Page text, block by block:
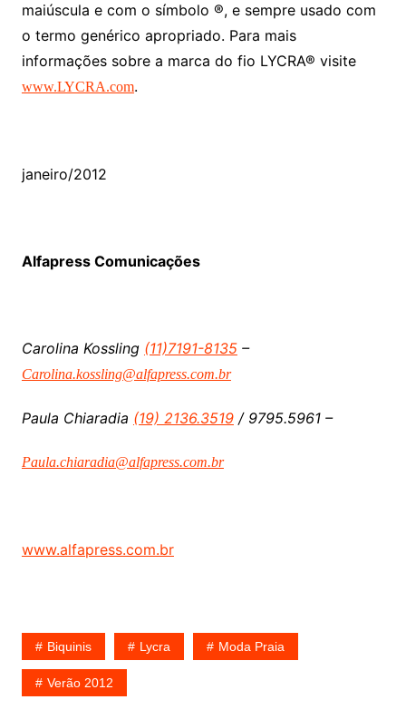
maiúscula e com o símbolo ®, e sempre usado com
o termo genérico apropriado. Para mais
informações sobre a marca do fio LYCRA® visite
www.LYCRA.com.
janeiro/2012
Alfapress Comunicações
Carolina Kossling (11)7191-8135–
Carolina.kossling@alfapress.com.br
Paula Chiaradia (19) 2136.3519/ 9795.5961 –
Paula.chiaradia@alfapress.com.br
www.alfapress.com.br
Biquinis Lycra Moda Praia
Verão 2012